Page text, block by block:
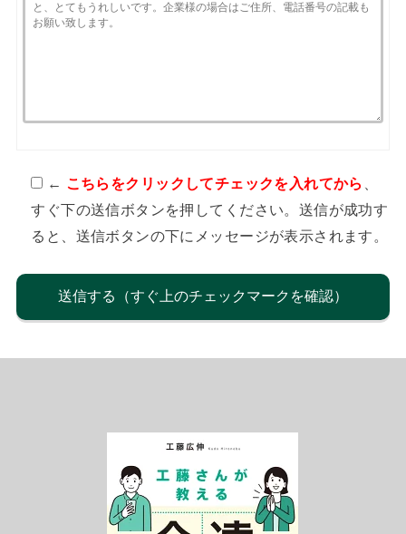
← こちらをクリックしてチェックを入れてから
すぐ下の送信ボタンを押してください。送信が成功す
ると、送信ボタンの下にメッセージが表示されます。